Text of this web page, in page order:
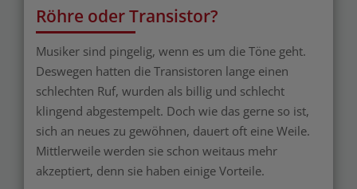
Röhre oder Transistor?
Musiker sind pingelig, wenn es um die Töne geht.
Deswegen hatten die Transistoren lange einen
schlechten Ruf, wurden als billig und schlecht
klingend abgestempelt. Doch wie das gerne so ist,
sich an neues zu gewöhnen, dauert oft eine Weile.
Mittlerweile werden sie schon weitaus mehr
akzeptiert, denn sie haben einige Vorteile.